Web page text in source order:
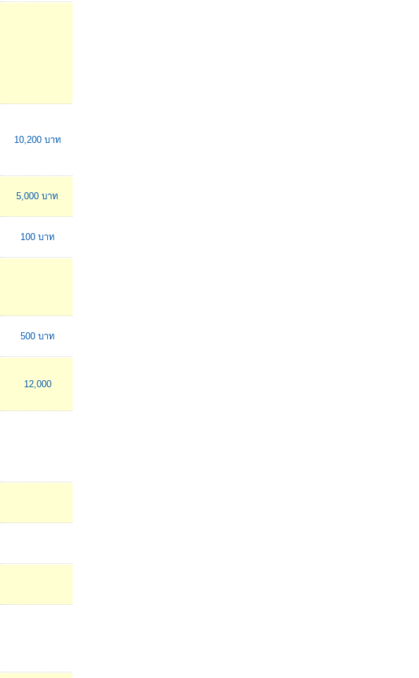
10,200 บาท
5,000 บาท
100 บาท
500 บาท
12,000